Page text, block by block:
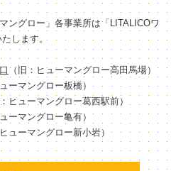
ングロー」各事業所は「LITALICOワ
します。
（旧：ヒューマングロー高田馬場）
ーマングロー板橋）
：ヒューマングロー葛西駅前）
ーマングロー亀有）
ューマングロー新小岩）